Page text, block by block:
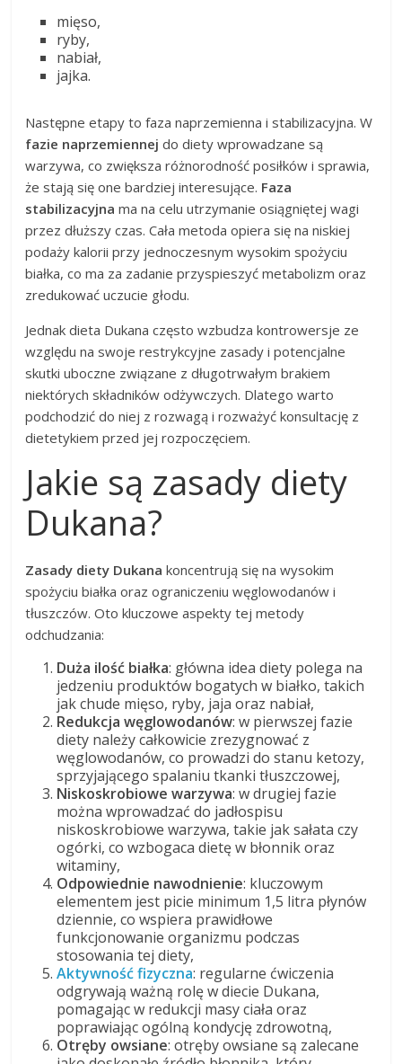
mięso,
ryby,
nabiał,
jajka.
Następne etapy to faza naprzemienna i stabilizacyjna. W
fazie naprzemiennej do diety wprowadzane są
warzywa, co zwiększa różnorodność posiłków i sprawia,
że stają się one bardziej interesujące. Faza
stabilizacyjna ma na celu utrzymanie osiągniętej wagi
przez dłuższy czas. Cała metoda opiera się na niskiej
podaży kalorii przy jednoczesnym wysokim spożyciu
białka, co ma za zadanie przyspieszyć metabolizm oraz
zredukować uczucie głodu.
Jednak dieta Dukana często wzbudza kontrowersje ze
względu na swoje restrykcyjne zasady i potencjalne
skutki uboczne związane z długotrwałym brakiem
niektórych składników odżywczych. Dlatego warto
podchodzić do niej z rozwagą i rozważyć konsultację z
dietetykiem przed jej rozpoczęciem.
Jakie są zasady diety
Dukana?
Zasady diety Dukana koncentrują się na wysokim
spożyciu białka oraz ograniczeniu węglowodanów i
tłuszczów. Oto kluczowe aspekty tej metody
odchudzania:
Duża ilość białka: główna idea diety polega na
jedzeniu produktów bogatych w białko, takich
jak chude mięso, ryby, jaja oraz nabiał,
Redukcja węglowodanów: w pierwszej fazie
diety należy całkowicie zrezygnować z
węglowodanów, co prowadzi do stanu ketozy,
sprzyjającego spalaniu tkanki tłuszczowej,
Niskoskrobiowe warzywa: w drugiej fazie
można wprowadzać do jadłospisu
niskoskrobiowe warzywa, takie jak sałata czy
ogórki, co wzbogaca dietę w błonnik oraz
witaminy,
Odpowiednie nawodnienie: kluczowym
elementem jest picie minimum 1,5 litra płynów
dziennie, co wspiera prawidłowe
funkcjonowanie organizmu podczas
stosowania tej diety,
Aktywność fizyczna: regularne ćwiczenia
odgrywają ważną rolę w diecie Dukana,
pomagając w redukcji masy ciała oraz
poprawiając ogólną kondycję zdrowotną,
Otręby owsiane: otręby owsiane są zalecane